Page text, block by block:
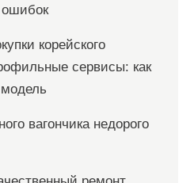
корейского
сервисы: как
вагончика недорого